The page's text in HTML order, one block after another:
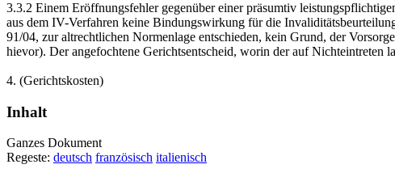
3.3.2 Einem Eröffnungsfehler gegenüber einer präsumtiv
aus dem IV-Verfahren keine Bindungswirkung für die
91/04, zur altrechtlichen Normenlage entschieden, kein Grund, der
hievor). Der angefochtene Gerichtsentscheid, worin der auf Nichteintreten
4. (Gerichtskosten)
Inhalt
Ganzes Dokument
Regeste: deutsch französisch italienisch